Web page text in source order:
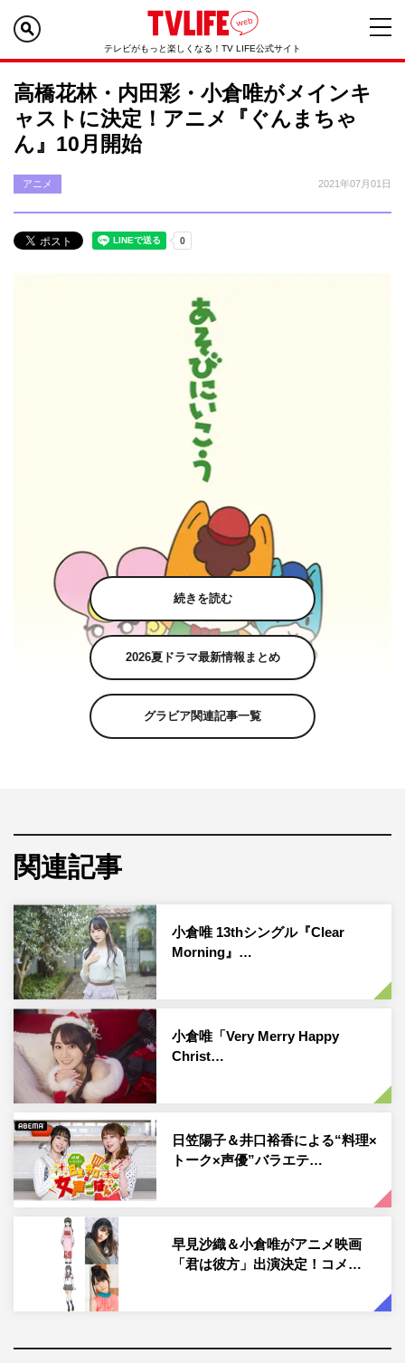
テレビがもっと楽しくなる！TV LIFE公式サイト
高橋花林・内田彩・小倉唯がメインキ
ャストに決定！アニメ『ぐんまちゃ
ん』10月開始
アニメ 2021年07月01日
テレビアニメ『ぐんまちゃん』が、10月3日（日）より放
送開始する。メインキャストに高橋花林、内田彩、小倉唯
が決定し、それぞれからコメントが到着した。
本作は「ぐんまちゃんはいつだってともだち」をテーマに
群馬県のマスコット「ぐんまちゃん」と、たくさんの多様
で個性的なキャラクターが自分らしく楽しく暮らしている
世界、ひらがな「ぐんま」の物語だ。
「思いやり」と「チャレンジ」をキーワードに、子どもも
大人も一緒に楽しめるエンターテインメント作品となって
いる本作。群馬県の製作・著作のもと、監督・脚本を本郷
約7分のお話を3本分まとめて放送する30分番組で、
TOKYO MX、テレビ神奈川、テレ玉、チバテレ、群馬テ
レビ、とちぎテレビ、サンテレビ、KBS京都にて、今年
10月より全13回の放送を予定。
この度メインキャストが発表され、ぐんまちゃん役を高橋
花林、あおま役を内田彩、みーみ役を小倉唯が担当するこ
感想が届いた。
続きを読む
2026夏ドラマ最新情報まとめ
グラビア関連記事一覧
関連記事
小倉唯 13thシングル『Clear
Morning』…
小倉唯「Very Merry Happy
Christ…
日笠陽子＆井口裕香による“料理×
トーク×声優”バラエテ…
早見沙織＆小倉唯がアニメ映画
「君は彼方」出演決定！コメ…